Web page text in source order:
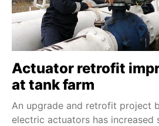
Actuator retrofit
at tank farm
An upgrade and retrofit project
electric actuators has increased